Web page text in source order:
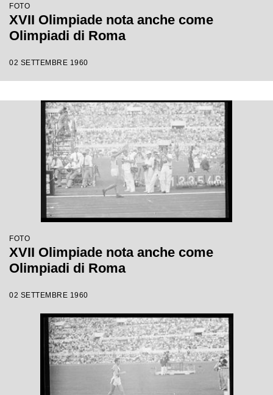
FOTO
XVII Olimpiade nota anche come
Olimpiadi di Roma
02 SETTEMBRE 1960
FOTO
XVII Olimpiade nota anche come
Olimpiadi di Roma
02 SETTEMBRE 1960